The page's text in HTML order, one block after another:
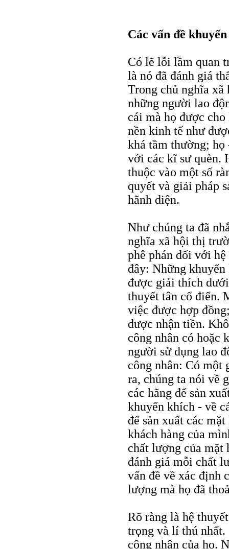
Các vấn đề
Có lẽ lỗi lầm quan
là nó đã đánh giá
Trong chủ nghĩa
những người lao
cái mà họ được
nền kinh tế như
khá tầm thường; họ
với các kĩ sư quèn.
thuộc vào một số
quyết và giải pháp
hãnh diện.
Như chúng ta đã
nghĩa xã hội thị
phê phán đối với
đây: Những
được giải thích
thuyết tân cổ điển.
việc được hợp
được nhận tiền.
công nhân có hoặc
người sử dụng lao
công nhân: Có một
ra, chúng ta nói về
các hãng để sản
khuyến khích - về
để sản xuất các
khách hàng của
chất lượng của
đánh giá mỗi chất
vấn đề về xác định
lượng mà họ đã
Rõ ràng là hệ
trọng và lí thú nhất.
công nhân của họ.